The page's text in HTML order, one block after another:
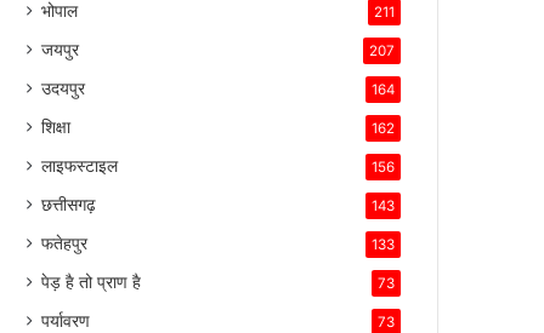
भोपाल 211
जयपुर 207
उदयपुर 164
शिक्षा 162
लाइफस्टाइल 156
छत्तीसगढ़ 143
फतेहपुर 133
पेड़ है तो प्राण है 73
पर्यावरण 73